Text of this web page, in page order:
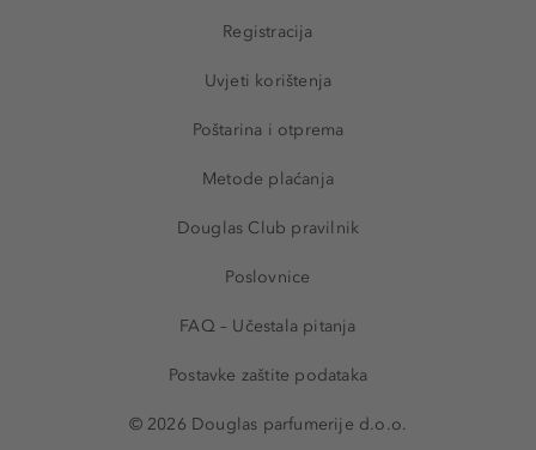
Registracija
Uvjeti korištenja
Poštarina i otprema
Metode plaćanja
Douglas Club pravilnik
Poslovnice
FAQ – Učestala pitanja
Postavke zaštite podataka
© 2026 Douglas parfumerije d.o.o.